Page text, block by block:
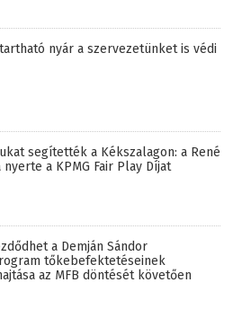
nyár a szervezetünket is védi
segítették a Kékszalagon: a René
nyerte a KPMG Fair Play Díjat
a Demján Sándor
tőkebefektetéseinek
az MFB döntését követően